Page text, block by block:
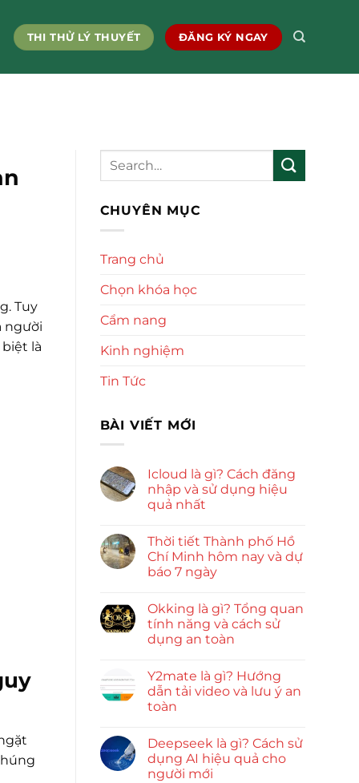
THI THỬ LÝ THUYẾT ĐĂNG KÝ NGAY
Tuy
người
là
CHUYÊN MỤC
Trang chủ
Chọn khóa học
Cẩm nang
Kinh nghiệm
Tin Tức
BÀI VIẾT MỚI
Icloud là gì? Cách đăng
nhập và sử dụng hiệu
quả nhất
Thời tiết Thành phố Hồ
Chí Minh hôm nay và dự
báo 7 ngày
Okking là gì? Tổng quan
tính năng và cách sử
dụng an toàn
Y2mate là gì? Hướng
dẫn tải video và lưu ý an
toàn
Deepseek là gì? Cách sử
dụng AI hiệu quả cho
người mới